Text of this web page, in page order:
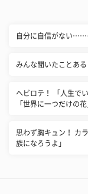
自分に自信がない……
みんな聞いたことあ
ヘビロテ！ 「人生で
「世界に一つだけの
思わず胸キュン！ カ
族になろうよ」